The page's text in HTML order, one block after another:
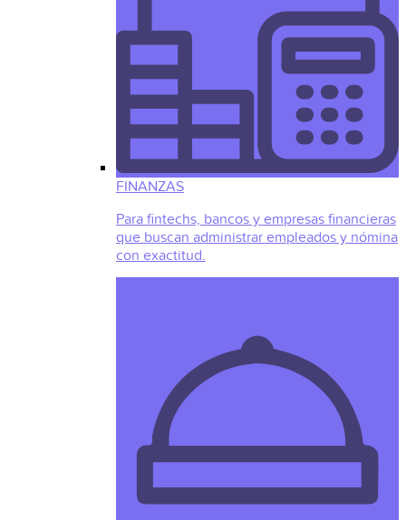
FINANZAS
Para fintechs, bancos y empresas financieras
que buscan administrar empleados y nómina
con exactitud.